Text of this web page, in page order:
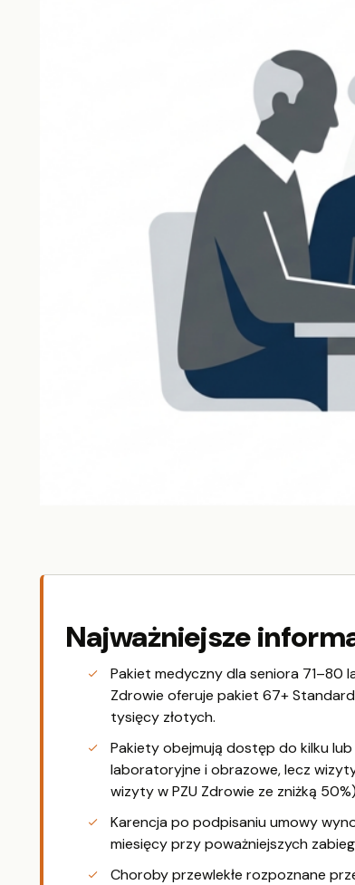
Najważniejsze
Pakiet medyczny dla seniora 71–80
Zdrowie oferuje pakiet 67+
tysięcy złotych.
Pakiety obejmują dostęp do kilku
laboratoryjne i obrazowe, lecz
wizyty w PZU Zdrowie ze zniżką
Karencja po podpisaniu umowy
miesięcy przy poważniejszych
Choroby przewlekłe rozpoznane